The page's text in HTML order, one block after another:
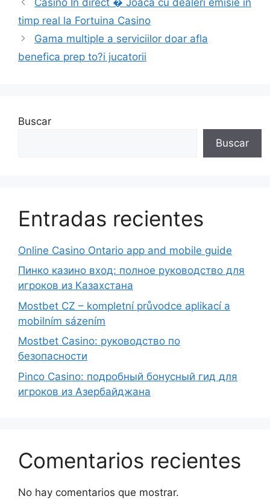
timp real la Fortuina Casino
Gama multiple a serviciilor doar afla
benefica prep to?i jucatorii
Buscar
Buscar
Entradas recientes
Online Casino Ontario app and mobile guide
Пинко казино вход: полное руководство для
игроков из Казахстана
Mostbet CZ – kompletní průvodce aplikací a
mobilním sázením
Mostbet Casino: руководство по
безопасности
Pinco Casino: подробный бонусный гид для
игроков из Азербайджана
Comentarios recientes
No hay comentarios que mostrar.